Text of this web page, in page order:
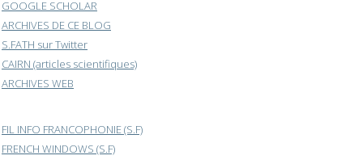
GOOGLE SCHOLAR
ARCHIVES DE CE BLOG
S.FATH sur Twitter
CAIRN (articles scientifiques)
ARCHIVES WEB
FIL INFO FRANCOPHONIE (S.F)
FRENCH WINDOWS (S.F)